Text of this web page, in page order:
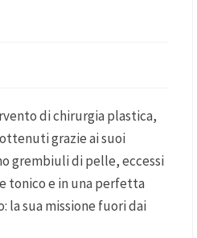
di chirurgia plastica,
grazie ai suoi
grembiuli di pelle, eccessi
tonico e in una perfetta
la sua missione fuori dai